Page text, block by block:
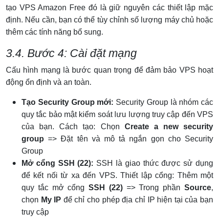
tạo VPS Amazon Free đó là giữ nguyên các thiết lập mặc
định. Nếu cần, bạn có thể tùy chỉnh số lượng máy chủ hoặc
thêm các tính năng bổ sung.
3.4. Bước 4: Cài đặt mạng
Cấu hình mạng là bước quan trọng để đảm bảo VPS hoạt
động ổn định và an toàn.
Tạo Security Group mới: Security Group là nhóm các
quy tắc bảo mật kiểm soát lưu lượng truy cập đến VPS
của bạn. Cách tạo: Chọn Create a new security
group => Đặt tên và mô tả ngắn gọn cho Security
Group
Mở cổng SSH (22): SSH là giao thức được sử dụng
để kết nối từ xa đến VPS. Thiết lập cổng: Thêm một
quy tắc mở cổng SSH (22)=> Trong phầnSource,
chọn My IP để chỉ cho phép địa chỉ IP hiện tại của bạn
truy cập